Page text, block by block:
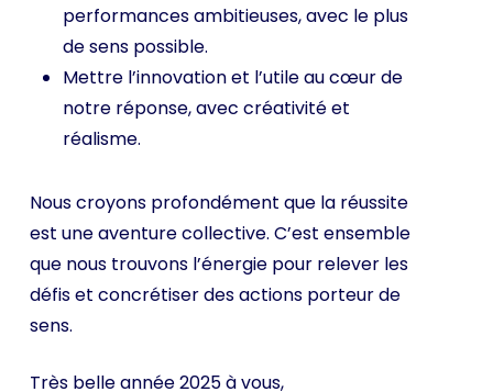
performances ambitieuses, avec le plus
de sens possible.
Mettre l’innovation et l’utile au cœur de
notre réponse, avec créativité et
réalisme.
Nous croyons profondément que la réussite
est une aventure collective. C’est ensemble
que nous trouvons l’énergie pour relever les
défis et concrétiser des actions porteur de
sens.
Très belle année 2025 à vous,